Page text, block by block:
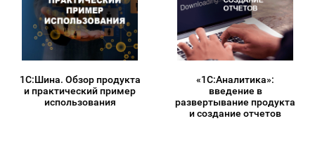
1С:Шина. Обзор продукта
и практический пример
использования
«1С:Аналитика»:
введение в
развертывание продукта
и создание отчетов